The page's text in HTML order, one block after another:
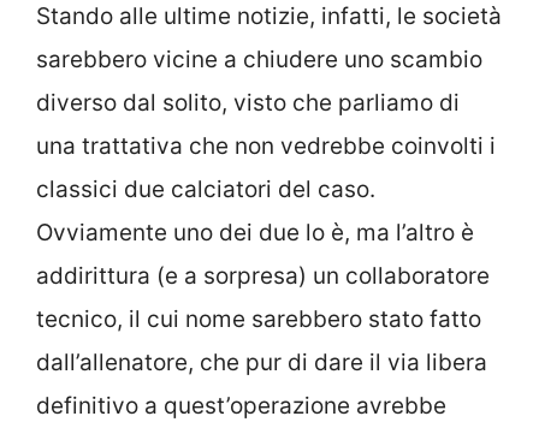
Stando alle ultime notizie, infatti, le società
sarebbero vicine a chiudere uno scambio
diverso dal solito, visto che parliamo di
una trattativa che non vedrebbe coinvolti i
classici due calciatori del caso.
Ovviamente uno dei due lo è, ma l’altro è
addirittura (e a sorpresa) un collaboratore
tecnico, il cui nome sarebbero stato fatto
dall’allenatore, che pur di dare il via libera
definitivo a quest’operazione avrebbe